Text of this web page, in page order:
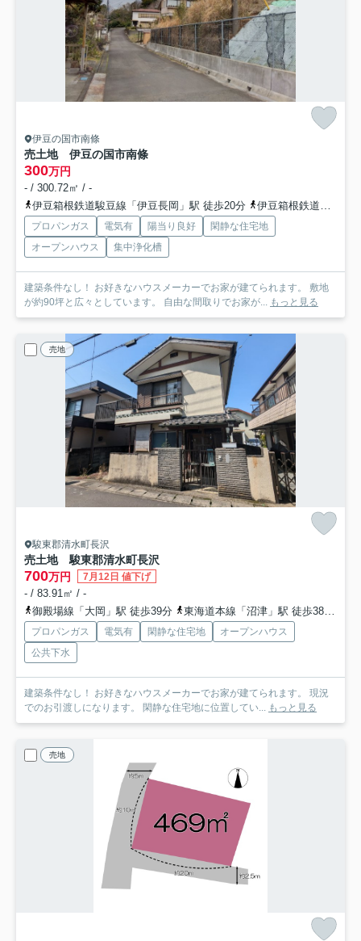
伊豆の国市南條
売土地 伊豆の国市南條
300万円
- / 300.72㎡ / -
伊豆箱根鉄道駿豆線「伊豆長岡」駅 徒歩20分
伊豆箱根鉄道駿豆線「田京」駅 徒歩26分
プロパンガス 電気有 陽当り良好
閑静な住宅地
オープンハウス
集中浄化槽
建築条件なし！ お好きなハウスメーカーでお家が建てられます。 敷地
が約90坪と広々としています。 自由な間取りでお家が...
もっと見る
売地
駿東郡清水町長沢
売土地 駿東郡清水町長沢
700万円 7月12日 値下げ
- / 83.91㎡ / -
御殿場線「大岡」駅 徒歩39分
東海道本線「沼津」駅 徒歩38分
プロパンガス 電気有 閑静な住宅地
オープンハウス
公共下水
建築条件なし！ お好きなハウスメーカーでお家が建てられます。 現況
でのお引渡しになります。 閑静な住宅地に位置してい...
もっと見る
売地